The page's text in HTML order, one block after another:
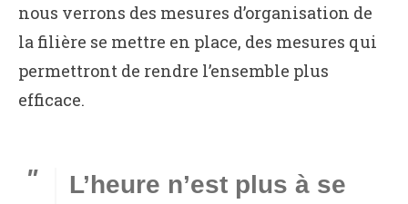
nous verrons des mesures d’organisation de
la filière se mettre en place, des mesures qui
permettront de rendre l’ensemble plus
efficace.
L’heure n’est plus à se